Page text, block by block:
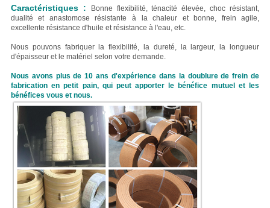
Caractéristiques :
Bonne flexibilité, ténacité élevée, choc résistant,
dualité et anastomose résistante à la chaleur et bonne, frein agile,
excellente résistance d'huile et résistance à l'eau, etc.
Nous pouvons fabriquer la flexibilité, la dureté, la largeur, la longueur
d'épaisseur et le matériel selon votre demande.
Nous avons plus de 10 ans d'expérience dans la doublure de frein de
fabrication en petit pain, qui peut apporter le bénéfice mutuel et les
bénéfices vous et nous.